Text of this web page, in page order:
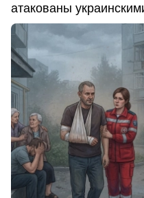
атакованы